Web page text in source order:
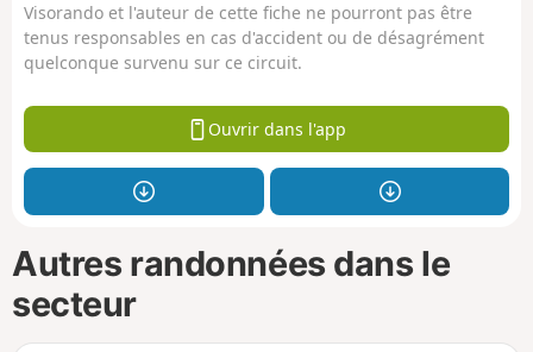
Visorando et l'auteur de cette fiche ne pourront pas être
tenus responsables en cas d'accident ou de désagrément
quelconque survenu sur ce circuit.
Ouvrir dans l'app
Autres randonnées dans le
secteur